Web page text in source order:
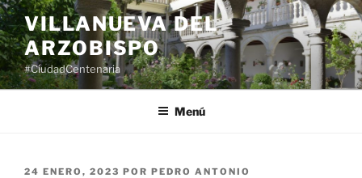
Saltar
al
contenido
VILLANUEVA DEL
ARZOBISPO
#CiudadCentenaria
Menú
PUBLICADO
24 ENERO, 2023 POR PEDRO ANTONIO